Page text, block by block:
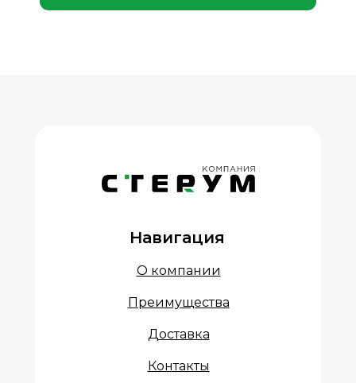
О компании
Преимущества
Доставка
Контакты
Навигация